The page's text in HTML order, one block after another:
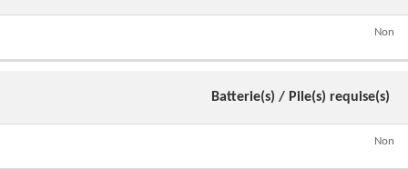
Non
Batterie(s) / Pile(s) requise(s)
Non